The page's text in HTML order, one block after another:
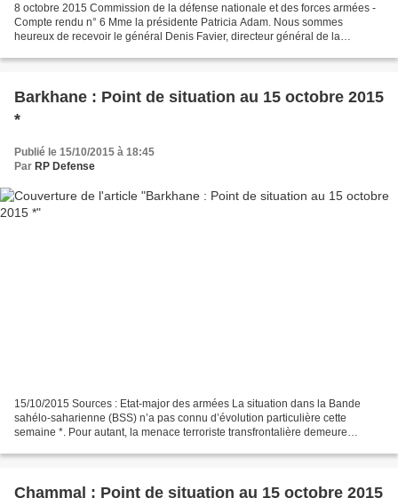
8 octobre 2015 Commission de la défense nationale et des forces armées -
Compte rendu n° 6 Mme la présidente Patricia Adam. Nous sommes
heureux de recevoir le général Denis Favier, directeur général de la
Barkhane : Point de situation au 15 octobre 2015
*
Publié le 15/10/2015 à 18:45
Par RP Defense
15/10/2015 Sources : Etat-major des armées La situation dans la Bande
sahélo-saharienne (BSS) n’a pas connu d’évolution particulière cette
semaine *. Pour autant, la menace terroriste transfrontalière demeure
Chammal : Point de situation au 15 octobre 2015